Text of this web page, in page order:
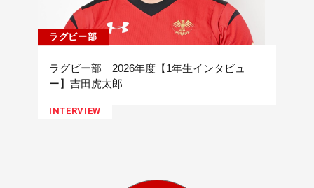
ラグビー部
ラグビー部 2026年度【1年生インタビュ
ー】吉田虎太郎
INTERVIEW